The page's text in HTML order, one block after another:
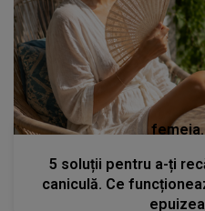
5 soluții pentru a-ți
caniculă. Ce